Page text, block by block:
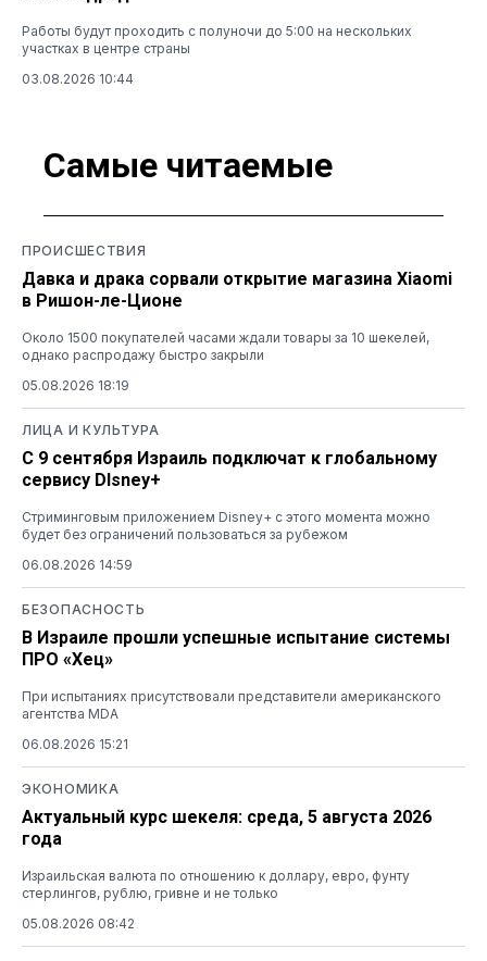
Работы будут проходить с полуночи до 5:00 на нескольких
участках в центре страны
03.08.2026 10:44
Самые читаемые
ПРОИСШЕСТВИЯ
Давка и драка сорвали открытие магазина Xiaomi
в Ришон-ле-Ционе
Около 1500 покупателей часами ждали товары за 10 шекелей,
однако распродажу быстро закрыли
05.08.2026 18:19
ЛИЦА И КУЛЬТУРА
С 9 сентября Израиль подключат к глобальному
сервису DIsney+
Стриминговым приложением Disney+ с этого момента можно
будет без ограничений пользоваться за рубежом
06.08.2026 14:59
БЕЗОПАСНОСТЬ
В Израиле прошли успешные испытание системы
ПРО «Хец»
При испытаниях присутствовали представители американского
агентства MDA
06.08.2026 15:21
ЭКОНОМИКА
Актуальный курс шекеля: среда, 5 августа 2026
года
Израильская валюта по отношению к доллару, евро, фунту
стерлингов, рублю, гривне и не только
05.08.2026 08:42